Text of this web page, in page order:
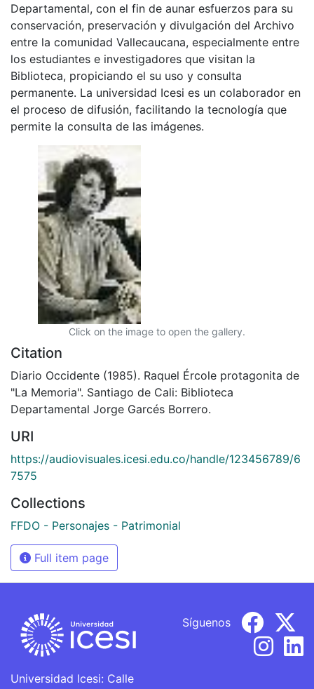
Departamental, con el fin de aunar esfuerzos para su
conservación, preservación y divulgación del Archivo
entre la comunidad Vallecaucana, especialmente entre
los estudiantes e investigadores que visitan la
Biblioteca, propiciando el su uso y consulta
permanente. La universidad Icesi es un colaborador en
el proceso de difusión, facilitando la tecnología que
permite la consulta de las imágenes.
Click on the image to open the gallery.
Citation
Diario Occidente (1985). Raquel Ércole protagonita de
"La Memoria". Santiago de Cali: Biblioteca
Departamental Jorge Garcés Borrero.
URI
https://audiovisuales.icesi.edu.co/handle/123456789/6
7575
Collections
FFDO - Personajes - Patrimonial
Full item page
Universidad Icesi: Calle
Síguenos